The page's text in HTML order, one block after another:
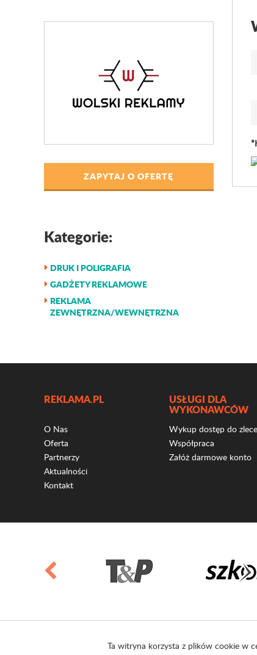
ZAPYTAJ O OFERTĘ
Kategorie:
DRUK I POLIGRAFIA
GADŻETY REKLAMOWE
REKLAMA
ZEWNĘTRZNA/WEWNĘTRZNA
REKLAMA.PL
O Nas
Oferta
Partnerzy
Aktualności
Kontakt
USŁUGI DLA
WYKONAWCÓW
Wykup dostęp do
Współpraca
Załóż darmowe konto
Ta witryna korzysta z plików cookie w